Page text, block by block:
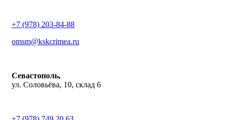
+7 (978) 203-84-88
omsm@kskcrimea.ru
Севастополь,
ул. Соловьёва, 10, склад 6